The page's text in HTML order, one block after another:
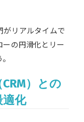
がリアルタイムで
の円滑化とリー
）との
化